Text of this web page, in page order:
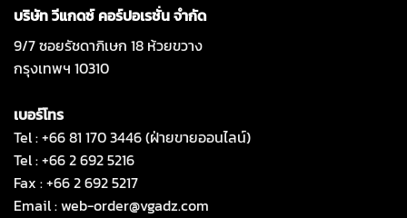
บริษัท วีแกดซ์ คอร์ปอเรชั่น จำกัด
9/7 ซอยรัชดาภิเษก 18 ห้วยขวาง
กรุงเทพฯ 10310
เบอร์โทร
Tel : +66 81 170 3446 (ฝ่ายขายออนไลน์)
Tel : +66 2 692 5216
Fax : +66 2 692 5217
Email :web-order@vgadz.com